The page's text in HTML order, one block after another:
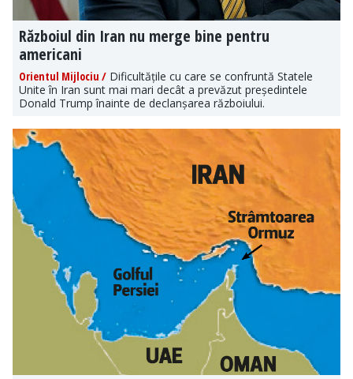
Războiul din Iran nu merge bine pentru
americani
Orientul Mijlociu / Dificultățile cu care se confruntă Statele
Unite în Iran sunt mai mari decât a prevăzut președintele
Donald Trump înainte de declanșarea războiului.